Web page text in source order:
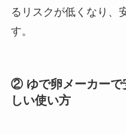
るリスクが低くなり、
す。
② ゆで卵メーカーで
しい使い方